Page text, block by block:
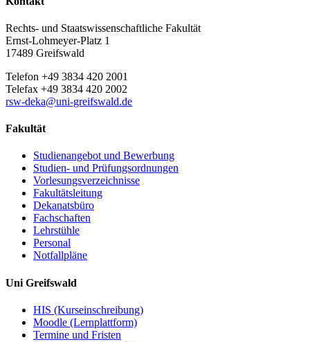
Rechts- und Staatswissenschaftliche Fakultät
Ernst-Lohmeyer-Platz 1
17489 Greifswald
Telefon +49 3834 420 2001
Telefax +49 3834 420 2002
rsw-deka@uni-greifswald.de
Fakultät
Studienangebot und Bewerbung
Studien- und Prüfungsordnungen
Vorlesungsverzeichnisse
Fakultätsleitung
Dekanatsbüro
Fachschaften
Lehrstühle
Personal
Notfallpläne
Uni Greifswald
HIS (Kurseinschreibung)
Moodle (Lernplattform)
Termine und Fristen